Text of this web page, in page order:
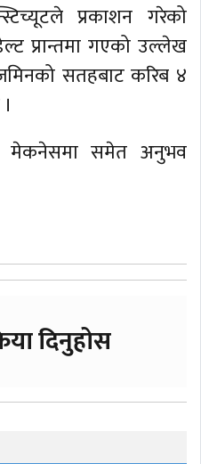
प्रकाशन गरेको
प्रान्तमा गएको उल्लेख
सतहबाट करिब ४
समेत अनुभव
दिनुहोस